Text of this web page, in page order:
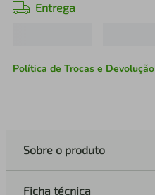
Entrega
Política de Trocas e Devolução
Sobre o produto
Ficha técnica